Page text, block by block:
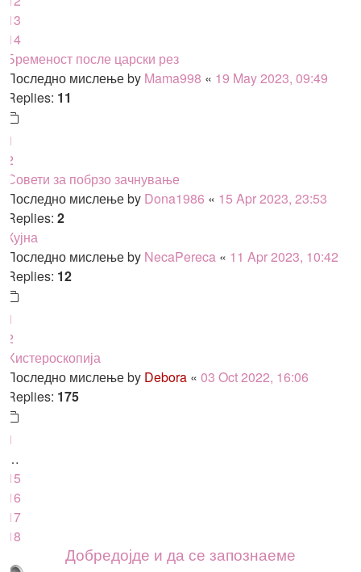
13
14
Бременост после царски рез
Последно мислење by Mama998 « 19 May 2023, 09:49
Replies: 11
1
2
Совети за побрзо зачнување
Последно мислење by Dona1986 « 15 Apr 2023, 23:53
Replies: 2
Кујна
Последно мислење by NecaPereca « 11 Apr 2023, 10:42
Replies: 12
1
2
Хистероскопија
Последно мислење by Debora « 03 Oct 2022, 16:06
Replies: 175
1
…
15
16
17
18
Добредојде и да се запознаеме